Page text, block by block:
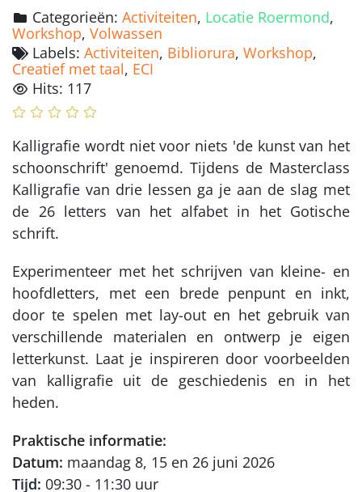
Categorieën: Activiteiten, Locatie Roermond,
Workshop, Volwassen
Labels: Activiteiten, Bibliorura, Workshop,
Creatief met taal, ECI
Hits: 117
Kalligrafie wordt niet voor niets 'de kunst van het
schoonschrift' genoemd. Tijdens de Masterclass
Kalligrafie van drie lessen ga je aan de slag met
de 26 letters van het alfabet in het Gotische
schrift.
Experimenteer met het schrijven van kleine- en
hoofdletters, met een brede penpunt en inkt,
door te spelen met lay-out en het gebruik van
verschillende materialen en ontwerp je eigen
letterkunst. Laat je inspireren door voorbeelden
van kalligrafie uit de geschiedenis en in het
heden.
Praktische informatie:
Datum: maandag 8, 15 en 26 juni 2026
Tijd: 09:30 - 11:30 uur